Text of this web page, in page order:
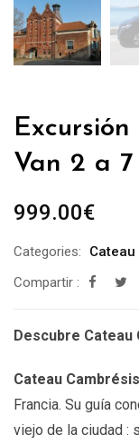
Van 2 a
999.00€
Categories:
Compartir :
Descubre Cateau
Cateau Cambrésis
Francia. Su guía
viejo de la ciudad :